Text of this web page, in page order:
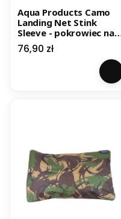
Aqua Products Camo
Landing Net Stink
Sleeve - pokrowiec na
podbierak
Cena
76,90 zł